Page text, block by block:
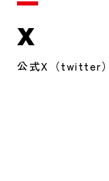
X
公式X（twitter）